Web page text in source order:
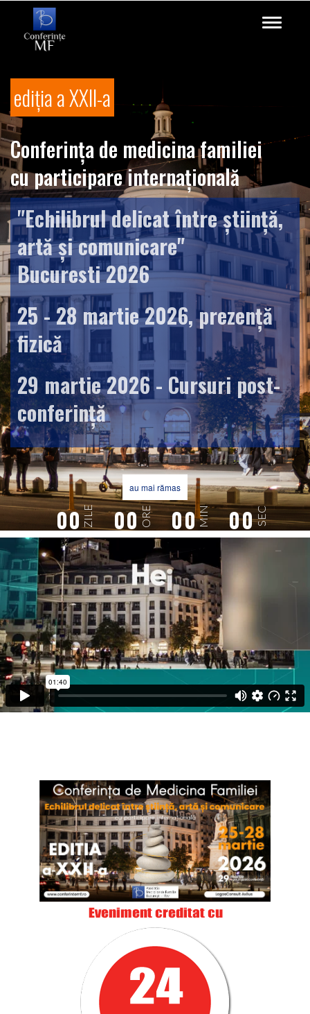
Meniu
ediția a XXII-a
Conferința de medicina familiei
cu participare internațională
"Echilibrul delicat între știință,
artă și comunicare"
Bucuresti 2026
25 - 28 martie 2026, prezență
fizică
29 martie 2026 - Cursuri post-
conferință
au mai rămas
00ZILE 00ORE 00MIN 00SEC